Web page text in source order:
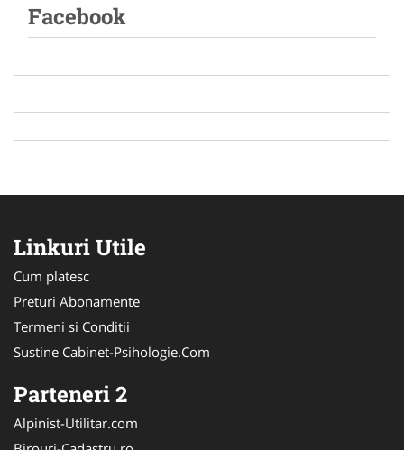
Facebook
Linkuri Utile
Cum platesc
Preturi Abonamente
Termeni si Conditii
Sustine Cabinet-Psihologie.Com
Parteneri 2
Alpinist-Utilitar.com